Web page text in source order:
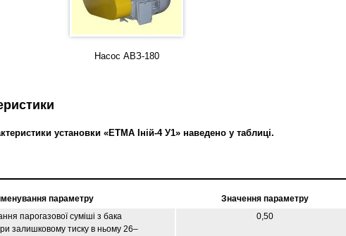
Насос АВЗ-180
установки «ЕТМА Іній-4 У1» наведено у таблиці.
параметру
Значення параметру
парогазової суміші з бака
залишковому тиску в ньому 26–
0,50